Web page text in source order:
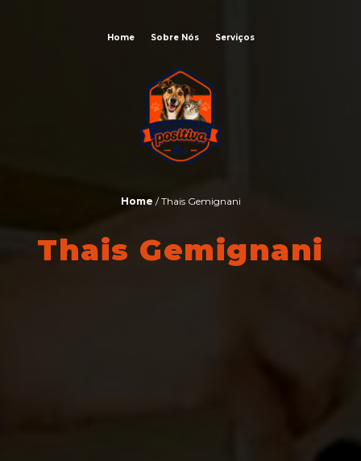
Home Sobre Nós Serviços
Home / Thais Gemignani
Thais Gemignani